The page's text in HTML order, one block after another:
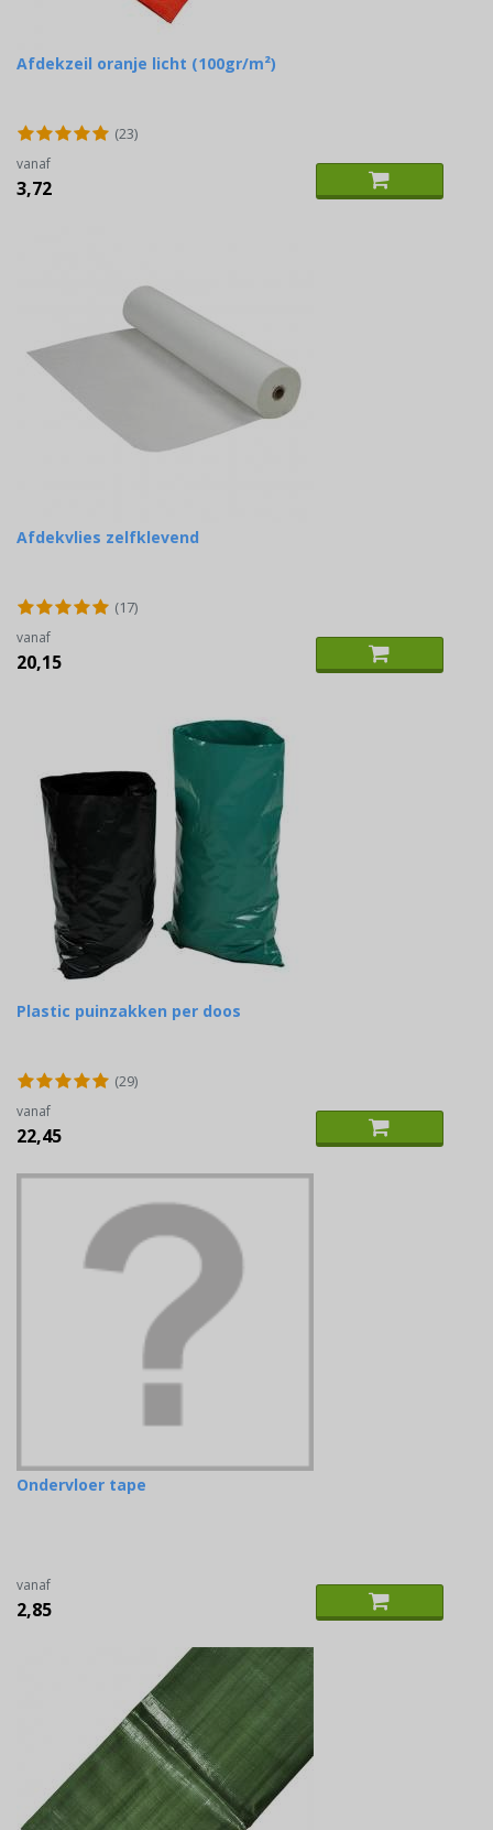
Afdekzeil oranje licht (100gr/m²)
(23)
vanaf
3,72
Afdekvlies zelfklevend
(17)
vanaf
20,15
Plastic puinzakken per doos
(29)
vanaf
22,45
Ondervloer tape
vanaf
2,85